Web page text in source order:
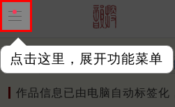
点击这里，展开功能菜单
作品 标注四声 出处、引用
作品信息已由电脑自动标签化